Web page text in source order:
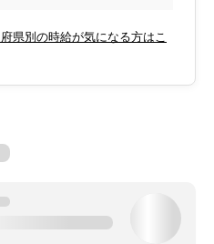
県別の時給が気になる方はこ